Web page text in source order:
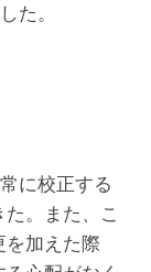
た。
に校正する
。また、こ
を加えた際